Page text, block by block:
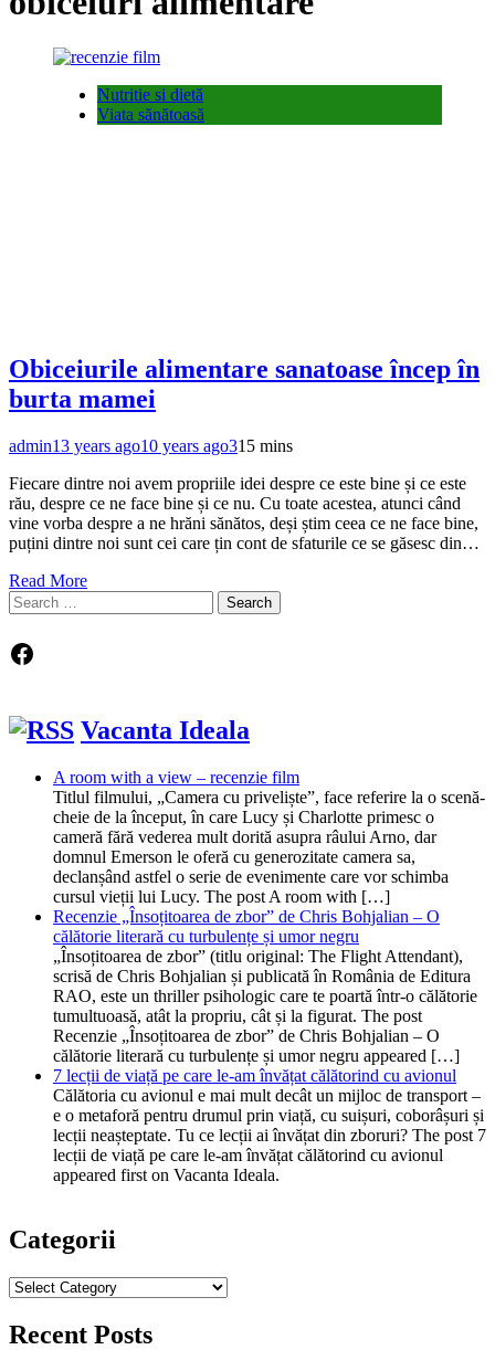
Nutritie si dietă
Viata sănătoasă
Obiceiurile alimentare sanatoase încep în
burta mamei
admin13 years ago10 years ago315 mins
Fiecare dintre noi avem propriile idei despre ce este bine și ce este
rău, despre ce ne face bine și ce nu. Cu toate acestea, atunci când
vine vorba despre a ne hrăni sănătos, deși știm ceea ce ne face bine,
puțini dintre noi sunt cei care țin cont de sfaturile ce se găsesc din…
Read More
Search
for:
Facebook
Vacanta Ideala
A room with a view – recenzie film
Titlul filmului, „Camera cu priveliște”, face referire la o scenă-
cheie de la început, în care Lucy și Charlotte primesc o
cameră fără vederea mult dorită asupra râului Arno, dar
domnul Emerson le oferă cu generozitate camera sa,
declanșând astfel o serie de evenimente care vor schimba
cursul vieții lui Lucy. The post A room with […]
Recenzie „Însoțitoarea de zbor” de Chris Bohjalian – O
călătorie literară cu turbulențe și umor negru
„Însoțitoarea de zbor” (titlu original: The Flight Attendant),
scrisă de Chris Bohjalian și publicată în România de Editura
RAO, este un thriller psihologic care te poartă într-o călătorie
tumultuoasă, atât la propriu, cât și la figurat. The post
Recenzie „Însoțitoarea de zbor” de Chris Bohjalian – O
călătorie literară cu turbulențe și umor negru appeared […]
7 lecții de viață pe care le-am învățat călătorind cu avionul
Călătoria cu avionul e mai mult decât un mijloc de transport –
e o metaforă pentru drumul prin viață, cu suișuri, coborâșuri și
lecții neașteptate. Tu ce lecții ai învățat din zboruri? The post 7
lecții de viață pe care le-am învățat călătorind cu avionul
appeared first on Vacanta Ideala.
Categorii
Categorii
Recent Posts